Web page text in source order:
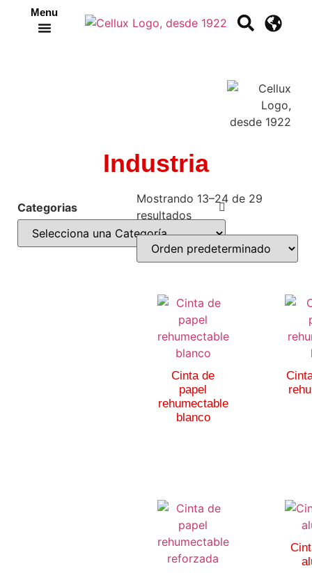
Menu
Industria
Categorias
Mostrando 13–24 de 29
resultados
Cinta de
papel
rehumectable
blanco